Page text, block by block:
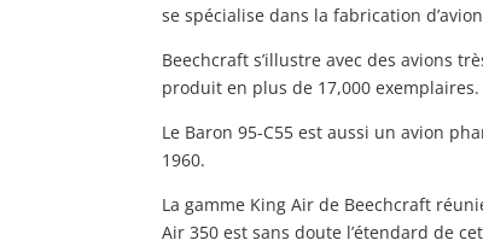
se spécialise dans la fabrication
Beechcraft s’illustre avec des avions
produit en plus de 17,000 exemplaires.
Le Baron 95-C55 est aussi un avion
1960.
La gamme King Air de Beechcraft
Air 350 est sans doute l’étendard de